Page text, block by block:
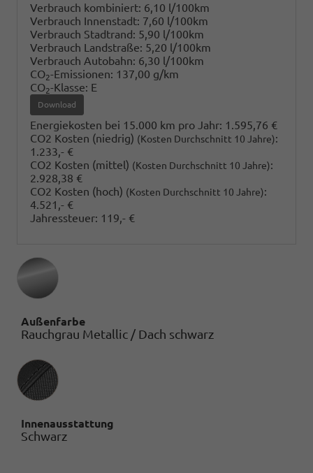
Verbrauch kombiniert: 6,10 l/100km
Verbrauch Innenstadt: 7,60 l/100km
Verbrauch Stadtrand: 5,90 l/100km
Verbrauch Landstraße: 5,20 l/100km
Verbrauch Autobahn: 6,30 l/100km
CO2-Emissionen: 137,00 g/km
CO2-Klasse: E
Download
Energiekosten bei 15.000 km pro Jahr: 1.595,76 €
CO2 Kosten (niedrig) (Kosten Durchschnitt 10 Jahre):
1.233,- €
CO2 Kosten (mittel) (Kosten Durchschnitt 10 Jahre):
2.928,38 €
CO2 Kosten (hoch) (Kosten Durchschnitt 10 Jahre):
4.521,- €
Jahressteuer: 119,- €
Außenfarbe
Rauchgrau Metallic / Dach schwarz
Innenausstattung
Innenausstattung
Schwarz